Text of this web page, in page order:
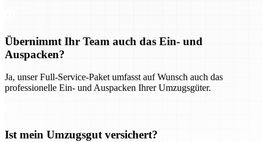
Übernimmt Ihr Team auch das Ein- und
Auspacken?
Ja, unser Full-Service-Paket umfasst auf Wunsch auch das
professionelle Ein- und Auspacken Ihrer Umzugsgüter.
Ist mein Umzugsgut versichert?